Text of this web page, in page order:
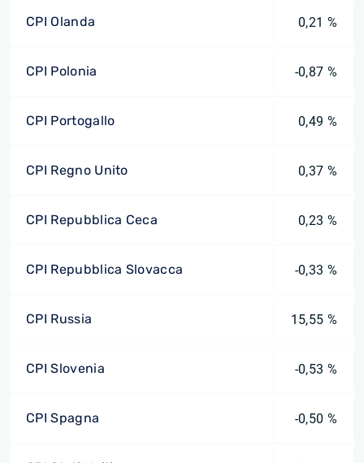
CPI Olanda 0,21 %
CPI Polonia -0,87 %
CPI Portogallo 0,49 %
CPI Regno Unito 0,37 %
CPI Repubblica Ceca 0,23 %
CPI Repubblica Slovacca -0,33 %
CPI Russia 15,55 %
CPI Slovenia -0,53 %
CPI Spagna -0,50 %